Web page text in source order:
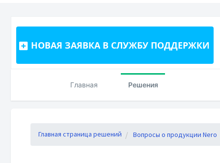
НОВАЯ ЗАЯВКА В СЛУЖБУ ПОДДЕРЖКИ
Главная Решения
Главная страница решений Вопросы о продукции Nero